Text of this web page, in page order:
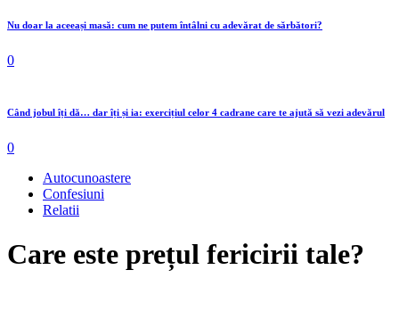
Nu doar la aceeași masă: cum ne putem întâlni cu adevărat de sărbători?
0
Când jobul îți dă… dar îți și ia: exercițiul celor 4 cadrane care te ajută să vezi adevărul
0
Autocunoastere
Confesiuni
Relatii
Care este prețul fericirii tale?